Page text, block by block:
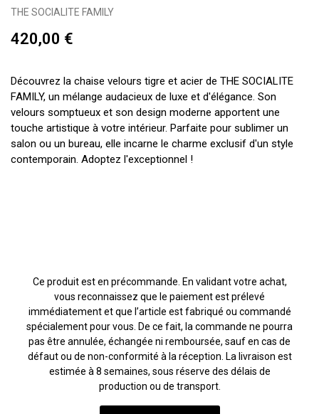
THE SOCIALITE FAMILY
420,00 €
Découvrez la chaise velours tigre et acier de THE SOCIALITE
FAMILY, un mélange audacieux de luxe et d'élégance. Son
velours somptueux et son design moderne apportent une
touche artistique à votre intérieur. Parfaite pour sublimer un
salon ou un bureau, elle incarne le charme exclusif d'un style
contemporain. Adoptez l'exceptionnel !
Ce produit est en précommande. En validant votre achat,
vous reconnaissez que le paiement est prélevé
immédiatement et que l’article est fabriqué ou commandé
spécialement pour vous. De ce fait, la commande ne pourra
pas être annulée, échangée ni remboursée, sauf en cas de
défaut ou de non-conformité à la réception. La livraison est
estimée à 8 semaines, sous réserve des délais de
production ou de transport.